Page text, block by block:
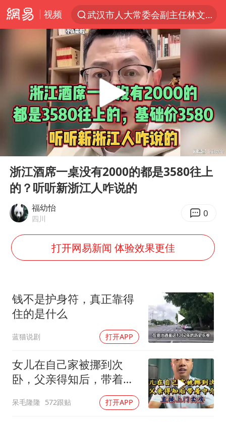
视频
武汉市人大常委会副主任林文书被查
“电影+”如何激发千亿级消费新活力？
“秋天的第一杯奶茶”6岁了
上海：台风白海豚或将带来龙卷风
中巨芯：上半年归母净利润1405.77万元
38岁演员求职万岁山NPC成功
国乒男单横滨冠军赛全军覆没
胜宏科技：股票交易异常波动
美股存储板块集体大跌
名创优品回应女子吐槽内裤质量差
日本试射“战斧”导弹，国防部回应
胡彦斌韩磊 谁帮谁
夯实基础开新局
Play
浙江酒席一桌没有2000的都是3580往上
的？听听新浙江人咋说的
福幼怡
四川 0
打开网易新闻 体验效果更佳
钱不是护身符，真正靠得
住的是什么
蓝猫说剧 打开APP
女儿在自己家被挪到次
卧，父亲得知后，带着中
呆毛隆隆 572跟贴 打开APP